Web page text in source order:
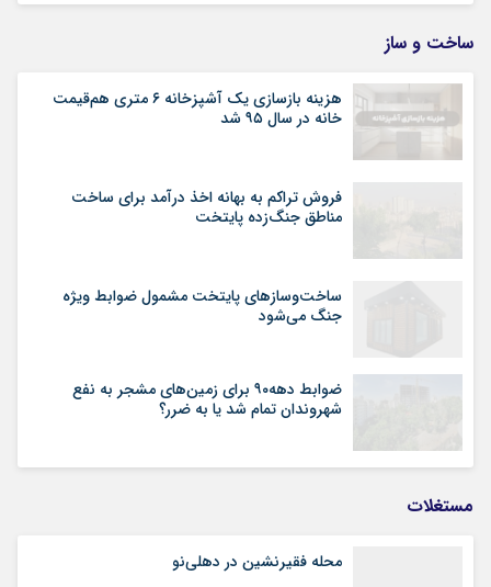
ساخت و ساز
هزینه بازسازی یک آشپزخانه ۶ متری هم‌قیمت
خانه در سال ۹۵ شد
فروش تراکم به بهانه اخذ درآمد برای ساخت
مناطق جنگ‌زده پایتخت
ساخت‌وسازهای پایتخت مشمول ضوابط ویژه
جنگ می‌شود
ضوابط دهه۹۰ برای زمین‌های مشجر به نفع
شهروندان تمام شد یا به ضرر؟
مستغلات
محله فقیرنشین در دهلی‏‌نو